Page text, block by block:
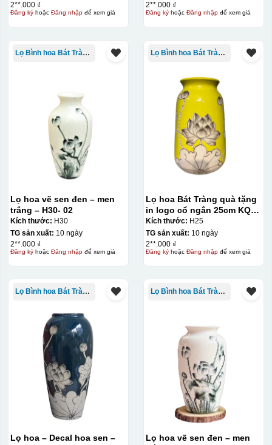
Decal được in xong, sẽ có 1 nền vàng phía dưới
Đây là giấy decal đã in xong, đang chờ khô để cắt dán
lên gốm sứ
2**.000 ₫
Đăng kýhoặc Đăng nhậpđể xem giá
2**.000 ₫
Đăng kýhoặc Đăng nhậpđể xem giá
Lọ Bình hoa Bát Tràng in logo
Lọ hoa vẽ sen đen – men
trắng – H30- 02
Kích thước: H30
TG sản xuất: 10 ngày
2**.000 ₫
Đăng kýhoặc Đăng nhậpđể xem giá
Lọ Bình hoa Bát Tràng in logo
Lọ hoa Bát Tràng quà tặng
in logo cổ ngắn 25cm KQ-
LH02
Kích thước: H25
TG sản xuất: 10 ngày
2**.000 ₫
Đăng kýhoặc Đăng nhậpđể xem giá
Lọ Bình hoa Bát Tràng in logo
Lọ hoa – Decal hoa sen –
Lọ Bình hoa Bát Tràng in logo
Lọ hoa vẽ sen đen – men